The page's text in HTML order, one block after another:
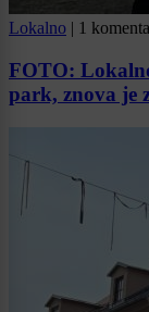
Lokalno | 1
FOTO:
park, znova je